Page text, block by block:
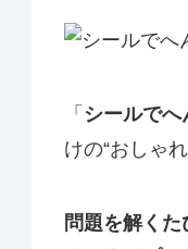
「 シールで
けの“おしゃ
問題を解く